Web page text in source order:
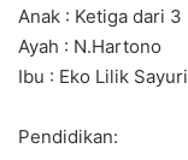
Anak : Ketiga dari
Ayah : N.Hartono
Ibu : Eko Lilik Sayuri
Pendidikan: